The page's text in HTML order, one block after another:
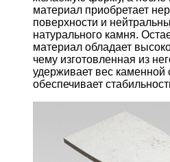
материал приобретает
поверхности и
натурального камня.
материал обладает
чему изготовленная из
удерживает вес
обеспечивает